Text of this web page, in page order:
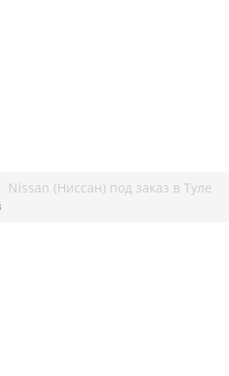
Nissan (Ниссан) под заказ в Туле